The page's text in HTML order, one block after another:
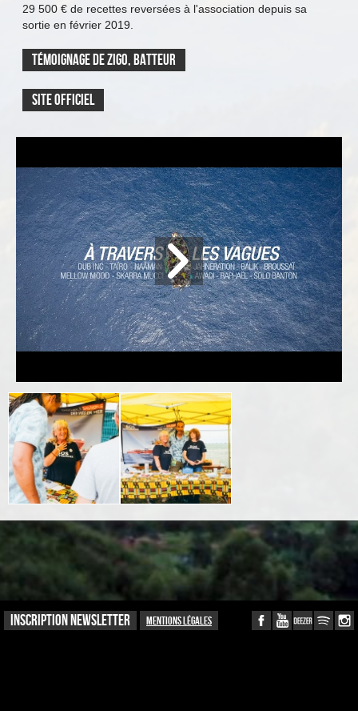
29 500 € de recettes reversées à l'association depuis sa
sortie en février 2019.
Témoignage de Zigo, batteur
Site officiel
INSCRIPTION NEWSLETTER Mentions légales